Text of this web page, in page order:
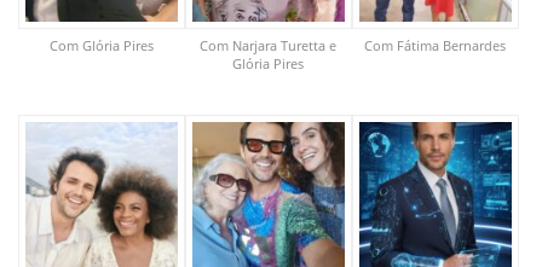
Com Glória Pires
Com Narjara Turetta e
Glória Pires
Com Fátima Bernardes